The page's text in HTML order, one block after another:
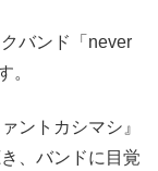
バンド「never
。
ントカシマシ』
、バンドに目覚